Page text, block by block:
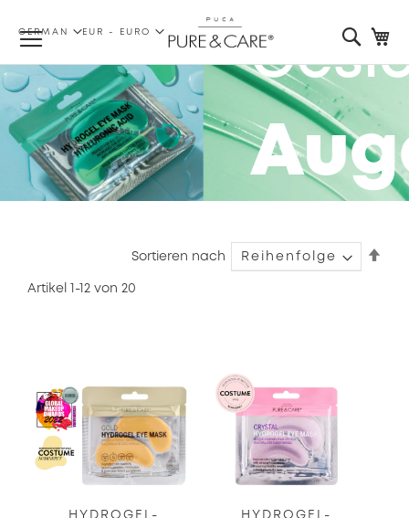
SPRACHE
GERMAN
WÄHRUNG
EUR - EURO
Artikel -12 von 20
Sortieren nach
HYDROGEL-
HYDROGEL-